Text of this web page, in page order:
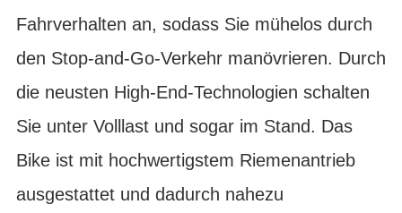
Fahrverhalten an, sodass Sie mühelos durch
den Stop-and-Go-Verkehr manövrieren. Durch
die neusten High-End-Technologien schalten
Sie unter Volllast und sogar im Stand. Das
Bike ist mit hochwertigstem Riemenantrieb
ausgestattet und dadurch nahezu